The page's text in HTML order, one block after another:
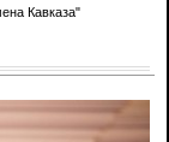
Кавказа"